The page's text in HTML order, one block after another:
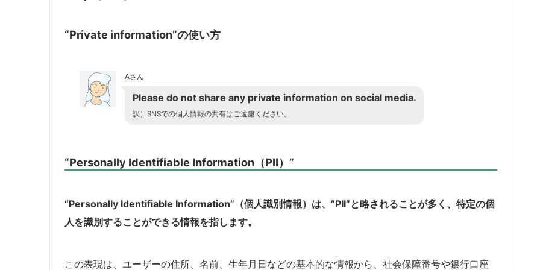
“Private information”の使い方
Aさん
Please do not share any private information on social media.
訳）SNSでの個人情報の共有はご遠慮ください。
“Personally Identifiable Information（PII）”
“Personally Identifiable Information”（個人識別情報）は、”PII”と略されることが多く、特定の個
人を識別することができる情報を指します。
この表現は、ユーザーの住所、名前、生年月日などの基本的な情報から、社会保障番号や銀行口座